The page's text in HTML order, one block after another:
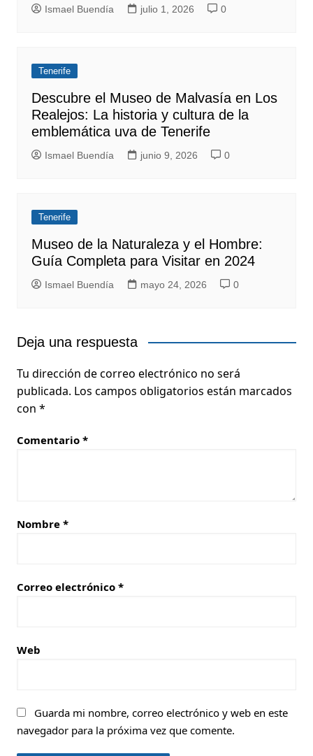
Ismael Buendía julio 1, 2026 0
Tenerife
Descubre el Museo de Malvasía en Los
Realejos: La historia y cultura de la
emblemática uva de Tenerife
Ismael Buendía junio 9, 2026 0
Tenerife
Museo de la Naturaleza y el Hombre:
Guía Completa para Visitar en 2024
Ismael Buendía mayo 24, 2026 0
Deja una respuesta
Tu dirección de correo electrónico no será
publicada. Los campos obligatorios están marcados
con *
Comentario *
Nombre *
Correo electrónico *
Web
Guarda mi nombre, correo electrónico y web en este
navegador para la próxima vez que comente.